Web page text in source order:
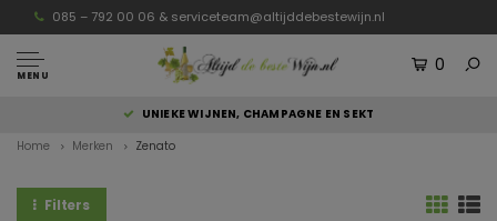
085 – 792 00 06 & serviceteam@altijddebestewijn.nl
MENU
0
UNIEKE WIJNEN, CHAMPAGNE EN SEKT
Home Merken Zenato
Filters